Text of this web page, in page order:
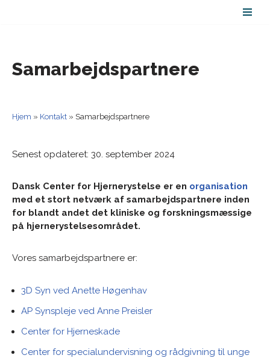
indhold
Samarbejdspartnere
Hjem » Kontakt » Samarbejdspartnere
Senest opdateret: 30. september 2024
Dansk Center for Hjernerystelse er en organisation
med et stort netværk af samarbejdspartnere inden
for blandt andet det kliniske og forskningsmæssige
på hjernerystelsesområdet.
Vores samarbejdspartnere er:
3D Syn ved Anette Høgenhav
AP Synspleje ved Anne Preisler
Center for Hjerneskade
Center for specialundervisning og rådgivning til unge